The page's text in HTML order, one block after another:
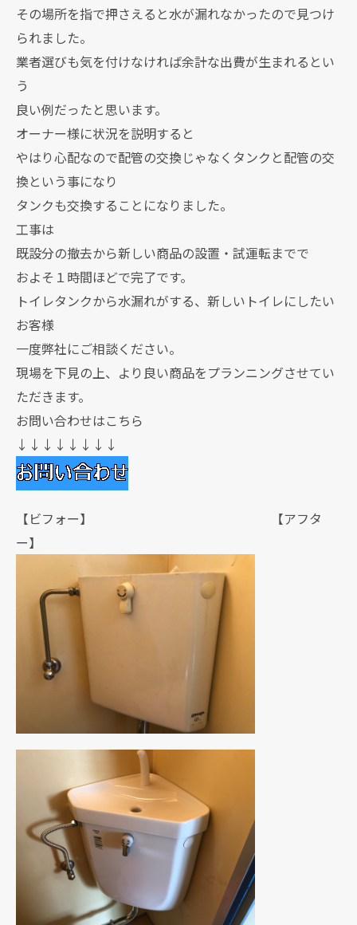
その場所を指で押さえると水が漏れなかったので見つけ
られました。
業者選びも気を付けなければ余計な出費が生まれるとい
う
良い例だったと思います。
オーナー様に状況を説明すると
やはり心配なので配管の交換じゃなくタンクと配管の交
換という事になり
タンクも交換することになりました。
工事は
既設分の撤去から新しい商品の設置・試運転までで
およそ１時間ほどで完了です。
トイレタンクから水漏れがする、新しいトイレにしたい
お客様
一度弊社にご相談ください。
現場を下見の上、より良い商品をプランニングさせてい
ただきます。
お問い合わせはこちら
↓↓↓↓↓↓↓↓
【ビフォー】 【アフタ
ー】